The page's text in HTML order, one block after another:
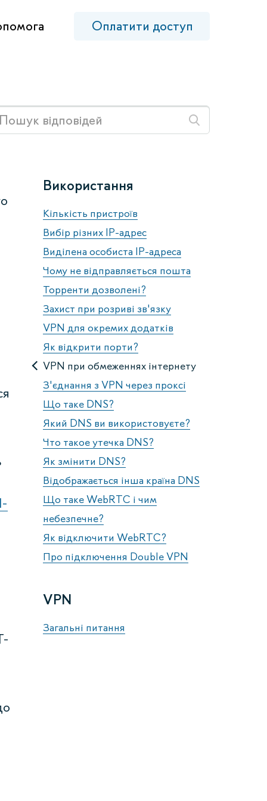
Оплатити доступ
Використання
Кількість пристроїв
Вибір різних IP-адрес
Виділена особиста IP-адреса
Чому не відправляється пошта
Торренти дозволені?
Захист при розриві зв'язку
VPN для окремих додатків
Як відкрити порти?
VPN при обмеженнях інтернету
З'єднання з VPN через проксі
Що таке DNS?
Який DNS ви використовуєте?
Что такое утечка DNS?
Як змінити DNS?
Відображається інша країна DNS
Що таке WebRTC і чим
небезпечне?
Як відключити WebRTC?
Про підключення Double VPN
VPN
Загальні питання